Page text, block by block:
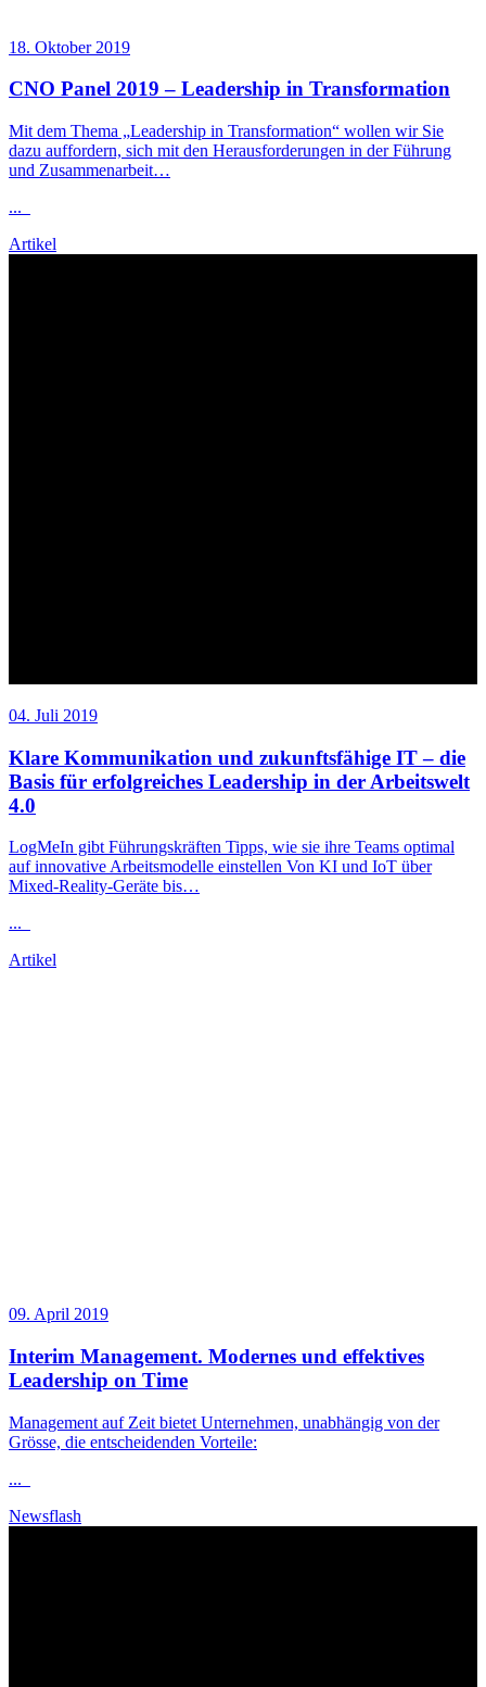
18. Oktober 2019
CNO Panel 2019 – Leadership in Transformation
Mit dem Thema „Leadership in Transformation“ wollen wir Sie
dazu auffordern, sich mit den Herausforderungen in der Führung
und Zusammenarbeit…
...
Artikel
04. Juli 2019
Klare Kommunikation und zukunftsfähige IT – die
Basis für erfolgreiches Leadership in der Arbeitswelt
4.0
LogMeIn gibt Führungskräften Tipps, wie sie ihre Teams optimal
auf innovative Arbeitsmodelle einstellen Von KI und IoT über
Mixed-Reality-Geräte bis…
...
Artikel
09. April 2019
Interim Management. Modernes und effektives
Leadership on Time
Management auf Zeit bietet Unternehmen, unabhängig von der
Grösse, die entscheidenden Vorteile:
...
Newsflash